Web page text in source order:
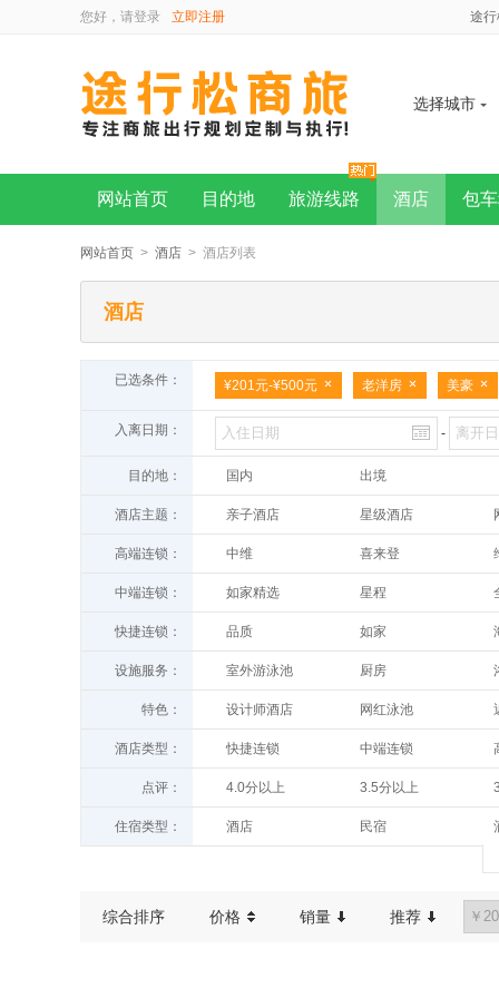
您好，请登录 立即注册 途
选择城市
网站首页 目的地 旅游线路 酒店 包
网站首页 > 酒店 > 酒店列表
酒店
已选条件： ¥201元-¥500元 老洋房 美豪
入离日期： -
目的地： 国内 出境
酒店主题： 亲子酒店 星级酒店
高端连锁： 中维 喜来登
亚朵
希尔顿
威斯汀
温德姆
世纪金源
花间堂
万达文华
豪生
万达文华
希尔顿逸林
万豪
CitiGO
漫心
建国饭店
中端连锁： 如家精选 星程
白玉兰
潮漫
桔子酒店
康铂
时光漫步
途客中国
希岸
希岸·轻雅
快捷连锁： 品质 如家
华驿酒店
驿家365
银座佳驿
便宜居连锁
7天优品
99新标
贝壳
城家公寓
莫泰
你好
维也纳3好
雅悦酒店
设施服务： 室外游泳池 厨房
室内游泳池
健身房
棋牌室
高尔夫球场
叫醒服务
吸烟区
特色： 设计师酒店 网红泳池
米其林餐厅
浪漫情侣
窗外好景
豪宅
酒店类型： 快捷连锁 中端连锁
点评： 4.0分以上 3.5分以上
住宿类型： 酒店 民宿
综合排序 价格 销量 推荐